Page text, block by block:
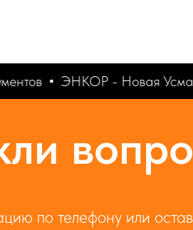
ЭНКОР - Новая
по телефону или